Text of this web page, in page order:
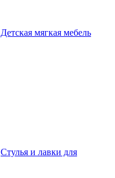
Детская мягкая мебель
Стулья и лавки для